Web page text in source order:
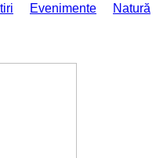
Evenimente
Natură